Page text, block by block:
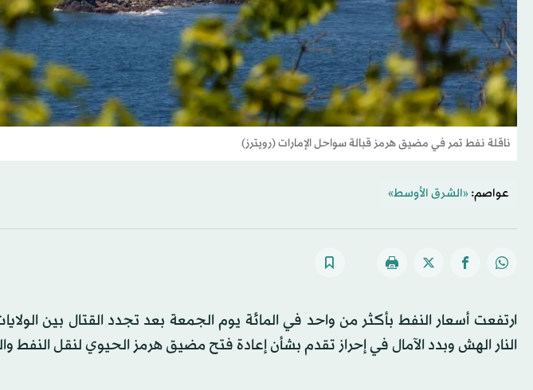
ناقلة نفط تمر في مضيق هرمز قبالة سواحل الإمارات (رويترز)
عواصم: «الشرق الأوسط»
ارتفعت أسعار النفط بأكثر من واحد في المائة يوم الجمعة بعد تجدد القتال بين
النار الهش وبدد الآمال في إحراز تقدم بشأن إعادة فتح مضيق هرمز الحيوي لنقل النفط